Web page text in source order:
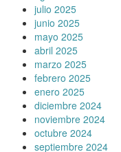
julio 2025
junio 2025
mayo 2025
abril 2025
marzo 2025
febrero 2025
enero 2025
diciembre 2024
noviembre 2024
octubre 2024
septiembre 2024